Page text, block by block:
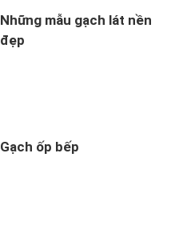
Những mẫu gạch lát nền
đẹp
Gạch ốp bếp